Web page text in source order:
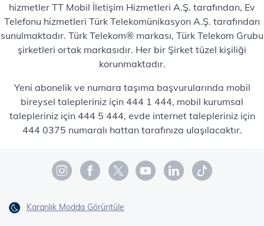
hizmetler TT Mobil İletişim Hizmetleri A.Ş. tarafından, Ev
Telefonu hizmetleri Türk Telekomünikasyon A.Ş. tarafından
sunulmaktadır. Türk Telekom® markası, Türk Telekom Grubu
şirketleri ortak markasıdır. Her bir Şirket tüzel kişiliği
korunmaktadır.
Yeni abonelik ve numara taşıma başvurularında mobil
bireysel talepleriniz için 444 1 444, mobil kurumsal
talepleriniz için 444 5 444, evde internet talepleriniz için
444 0375 numaralı hattan tarafınıza ulaşılacaktır.
Karanlık Modda Görüntüle